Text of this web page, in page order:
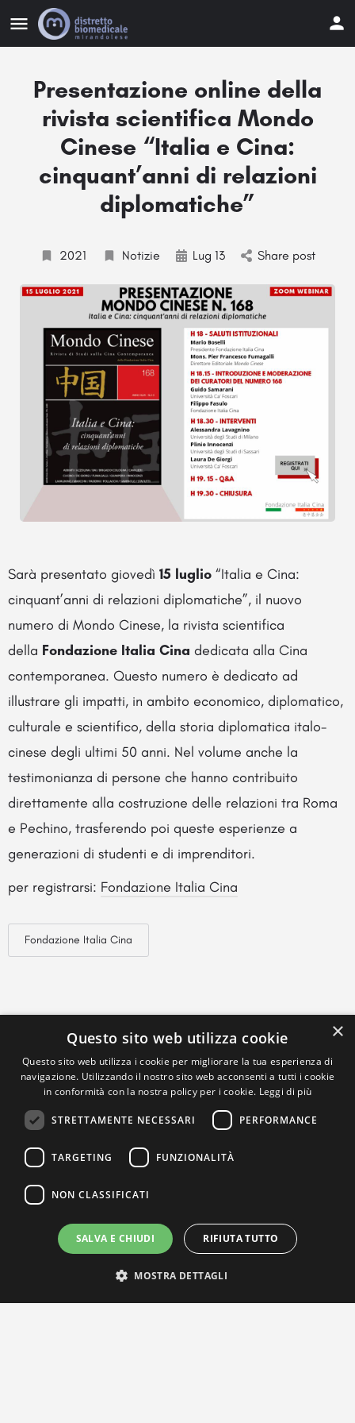
Presentazione online della
rivista scientifica Mondo
Cinese “Italia e Cina:
cinquant’anni di relazioni
diplomatiche”
2021 Notizie Lug 13 Share post
Sarà presentato giovedì 15 luglio “Italia e Cina:
cinquant’anni di relazioni diplomatiche”, il nuovo
numero di Mondo Cinese, la rivista scientifica
della Fondazione Italia Cina dedicata alla Cina
contemporanea. Questo numero è dedicato ad
illustrare gli impatti, in ambito economico, diplomatico,
culturale e scientifico, della storia diplomatica italo-
cinese degli ultimi 50 anni. Nel volume anche la
testimonianza di persone che hanno contribuito
direttamente alla costruzione delle relazioni tra Roma
e Pechino, trasferendo poi queste esperienze a
generazioni di studenti e di imprenditori.
per registrarsi: Fondazione Italia Cina
Fondazione Italia Cina
×
Questo sito web utilizza cookie
Questo sito web utilizza i cookie per migliorare la tua esperienza di
navigazione. Utilizzando il nostro sito web acconsenti a tutti i cookie
in conformità con la nostra policy per i cookie. Leggi di più
STRETTAMENTE NECESSARI PERFORMANCE
TARGETING FUNZIONALITÀ
NON CLASSIFICATI
SALVA E CHIUDI RIFIUTA TUTTO
MOSTRA DETTAGLI